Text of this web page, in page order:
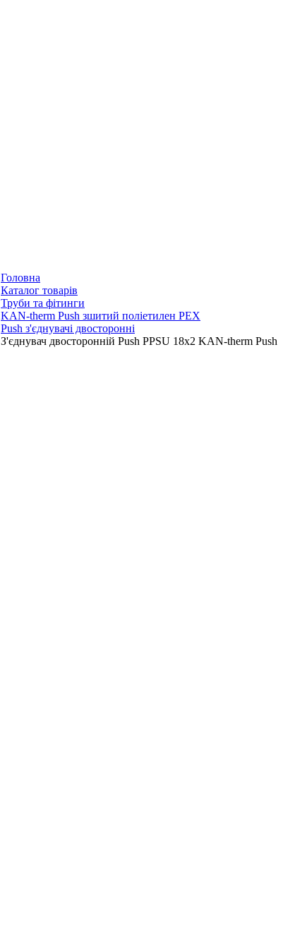
Головна
Каталог товарів
Труби та фітинги
KAN-therm Push зшитий поліетилен PEX
Push з'єднувачі двосторонні
З'єднувач двосторонній Push PPSU 18х2 KAN-therm Push